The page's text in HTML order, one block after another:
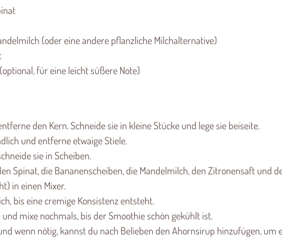
(oder eine andere pflanzliche Milchalternative)
für eine leicht süßere Note)
den Kern. Schneide sie in kleine Stücke und lege sie beiseite.
und entferne etwaige Stiele.
sie in Scheiben.
Spinat, die Bananenscheiben, die Mandelmilch, den Zitronensaft und
in einen Mixer.
bis eine cremige Konsistenz entsteht.
mixe nochmals, bis der Smoothie schön gekühlt ist.
wenn nötig, kannst du nach Belieben den Ahornsirup hinzufügen, um